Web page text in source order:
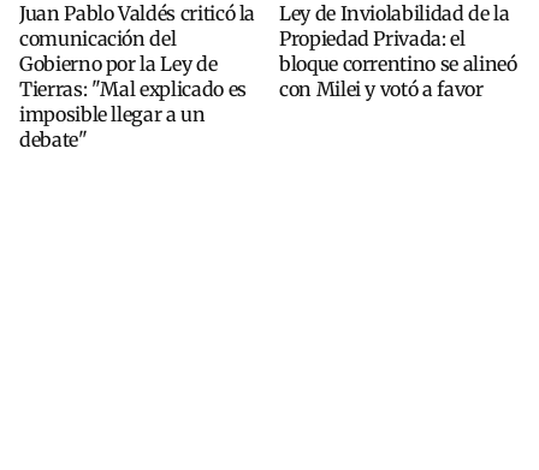
Juan Pablo Valdés criticó la
comunicación del
Gobierno por la Ley de
Tierras: "Mal explicado es
imposible llegar a un
debate"
Ley de Inviolabilidad de la
Propiedad Privada: el
bloque correntino se alineó
con Milei y votó a favor